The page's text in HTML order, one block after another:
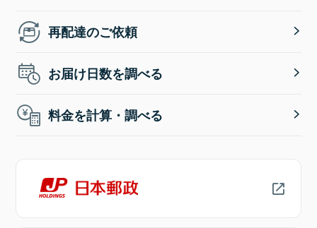
再配達のご依頼
お届け日数を調べる
料金を計算・調べる